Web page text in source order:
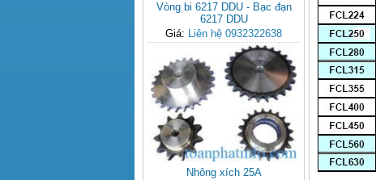
Vòng bi 6217 DDU - Bạc đạn
6217 DDU
Giá: Liên hệ 0932322638
Nhông xích 25A